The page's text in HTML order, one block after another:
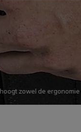
zowel de
te zorgen dat beide